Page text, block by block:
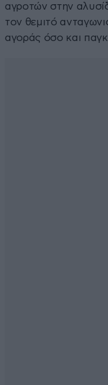
αγροτών στην
τον θεμιτό
αγοράς όσο και